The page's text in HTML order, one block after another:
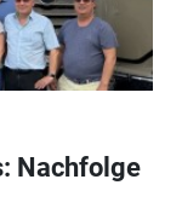
Nachfolge